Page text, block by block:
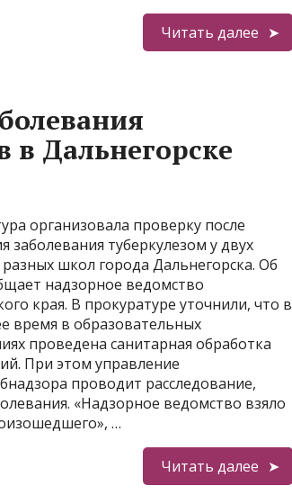
Читать далее
в Дальнегорске
организовала проверку после
заболевания туберкулезом у двух
школ города Дальнегорска. Об
надзорное ведомство
края. В прокуратуре уточнили, что в
время в образовательных
проведена санитарная обработка
При этом управление
проводит расследование,
«Надзорное ведомство взяло
…
Читать далее